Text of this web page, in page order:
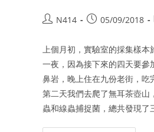
N414 05/09/2018
上個月初，實驗室的採集樣本
一夜，因為接下來的四天要
鼻岩，晚上住在九份老街，吃
第二天我們去爬了無耳茶壺
蟲和線蟲捕捉菌，總共發現了